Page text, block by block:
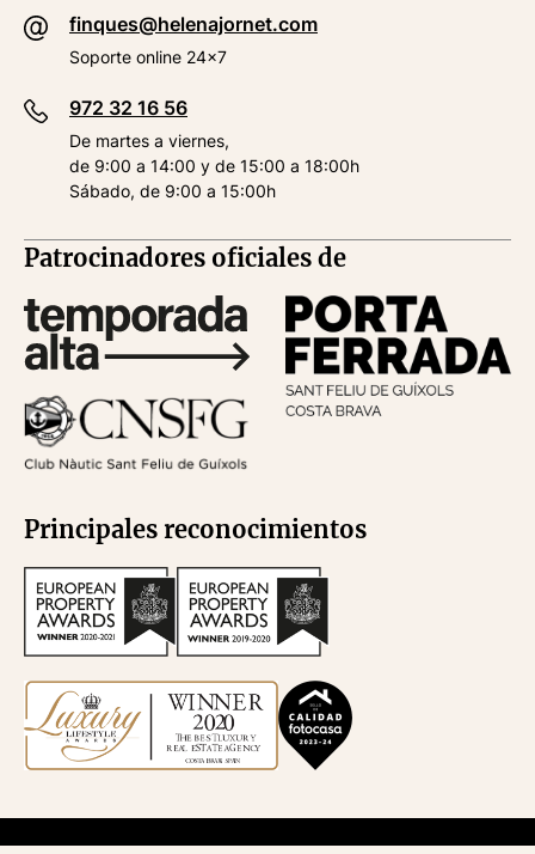
finques@helenajornet.com
Soporte online 24x7
972 32 16 56
De martes a viernes,
de 9:00 a 14:00 y de 15:00 a 18:00h
Sábado, de 9:00 a 15:00h
Patrocinadores oficiales de
Principales reconocimientos